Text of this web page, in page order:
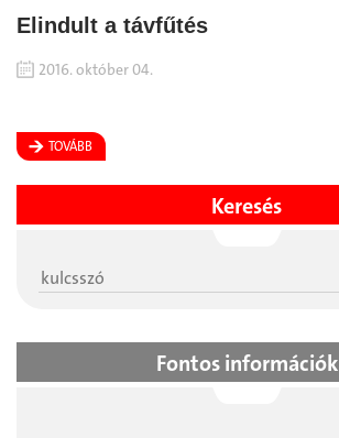
Elindult a távfűtés
2016. október 04.
TOVÁBB
Keresés
Fontos információk